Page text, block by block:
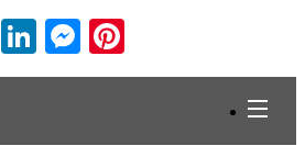
Telegram
LinkedIn
Messenger